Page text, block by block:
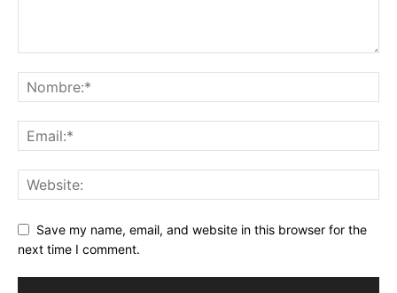
Save my name, email, and website in this browser for the
next time I comment.